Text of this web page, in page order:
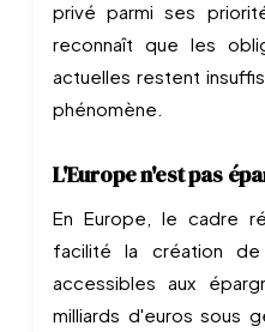
privé parmi ses
reconnaît que les
actuelles restent
phénomène.
L'Europe n'est pas
En Europe, le cadre
facilité la création
accessibles aux
milliards d'euros sous